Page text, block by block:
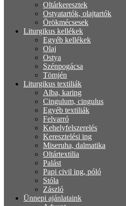
Oltárkeresztek
Ostyatartók, olajtartók
Örökmécsesek
Liturgikus kellékek
Egyéb kellékek
Olaj
Ostya
Szénpogácsa
Tömjén
Liturgikus textiliák
Alba, karing
Cingulum, cingulus
Egyéb textiliák
Felvarró
Kehelyfelszerelés
Keresztelési ing
Miseruha, dalmatika
Oltártextilia
Palást
Papi civil ing, póló
Stóla
Zászló
Ünnepi ajánlataink